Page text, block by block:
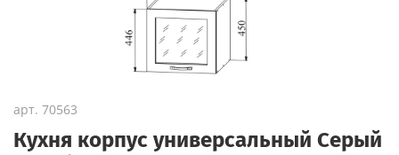
арт. 70563
Кухня корпус универсальный Серый